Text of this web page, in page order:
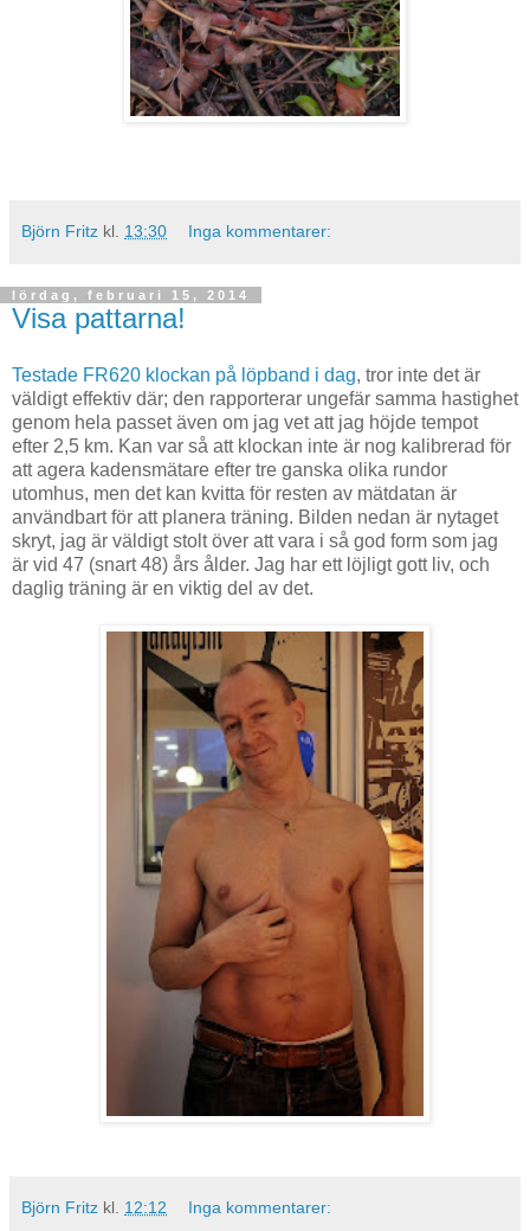
Björn Fritz kl. 13:30 Inga kommentarer:
lördag, februari 15, 2014
Visa pattarna!
Testade FR620 klockan på löpband i dag, tror inte det är
väldigt effektiv där; den rapporterar ungefär samma hastighet
genom hela passet även om jag vet att jag höjde tempot
efter 2,5 km. Kan var så att klockan inte är nog kalibrerad för
att agera kadensmätare efter tre ganska olika rundor
utomhus, men det kan kvitta för resten av mätdatan är
användbart för att planera träning. Bilden nedan är nytaget
skryt, jag är väldigt stolt över att vara i så god form som jag
är vid 47 (snart 48) års ålder. Jag har ett löjligt gott liv, och
daglig träning är en viktig del av det.
Björn Fritz kl. 12:12 Inga kommentarer: